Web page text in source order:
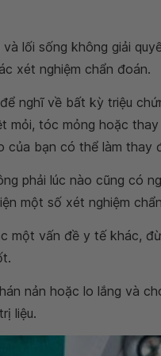
lối sống không giải
xét nghiệm chẩn đoán.
nghĩ về bất kỳ triệu
mỏi, tóc mỏng hoặc
của bạn có thể làm thay
phải lúc nào cũng có
một số xét nghiệm
một vấn đề y tế khác,
nản hoặc lo lắng và
liệu.